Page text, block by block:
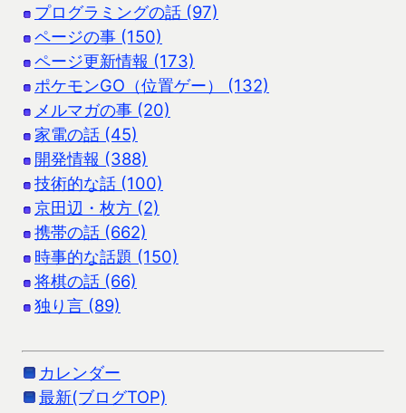
プログラミングの話 (97)
ページの事 (150)
ページ更新情報 (173)
ポケモンGO（位置ゲー） (132)
メルマガの事 (20)
家電の話 (45)
開発情報 (388)
技術的な話 (100)
京田辺・枚方 (2)
携帯の話 (662)
時事的な話題 (150)
将棋の話 (66)
独り言 (89)
カレンダー
最新(ブログTOP)